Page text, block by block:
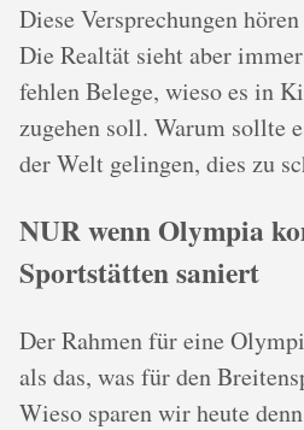
Diese Versprechungen
Die Realtät sieht aber
fehlen Belege, wieso es in
zugehen soll. Warum sollte
der Welt gelingen, dies zu
NUR wenn Olympia
Sportstätten saniert
Der Rahmen für eine
als das, was für den
Wieso sparen wir heute